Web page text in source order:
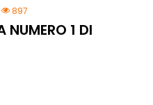
897
NUMERO 1 DI